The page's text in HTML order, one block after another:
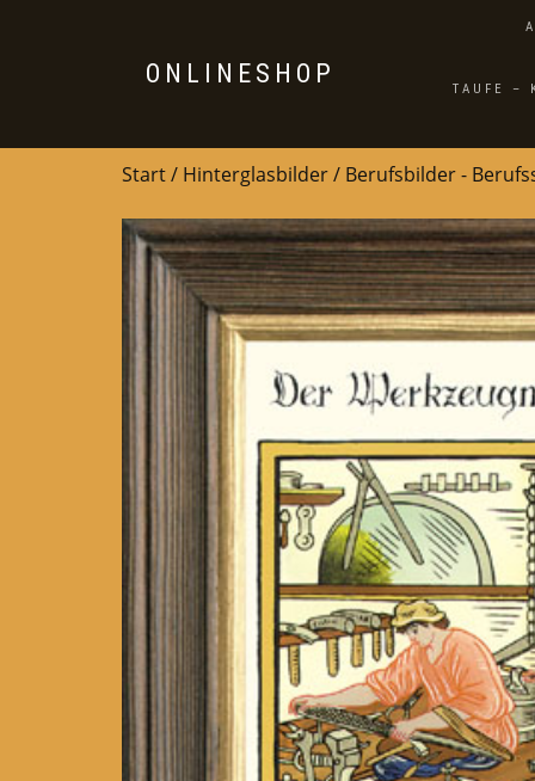
ONLINESHOP
TAUFE –
Start/ Hinterglasbilder/ Berufsbilder -